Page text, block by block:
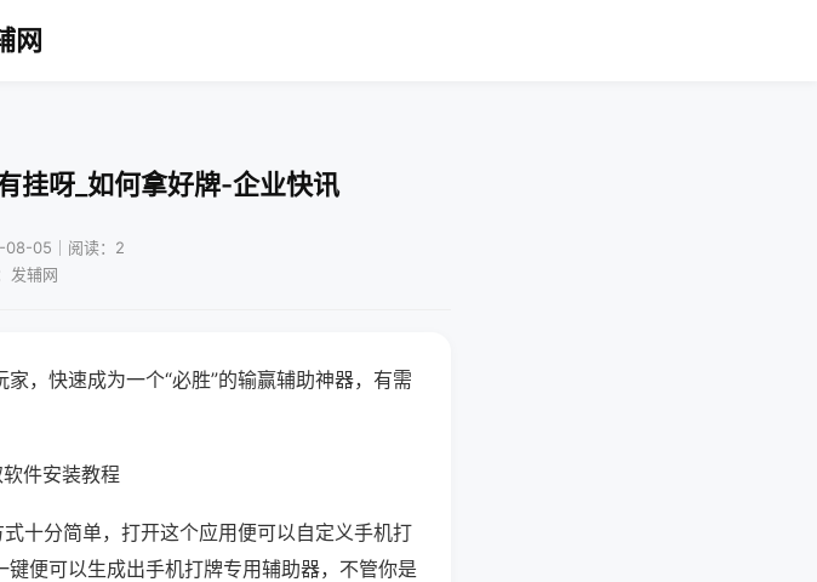
网
挂呀_如何拿好牌-企业快讯
08-05｜阅读：2
发辅网
，快速成为一个“必胜”的输赢辅助神器，有需
件安装教程
十分简单，打开这个应用便可以自定义手机打
便可以生成出手机打牌专用辅助器，不管你是